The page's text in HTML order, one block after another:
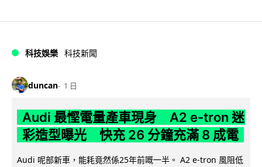
科技娛樂 科技新聞
duncan 1 日
Audi 最慳電量產車現身 A2 e-tron 迷
彩造型曝光 快充 26 分鐘充滿 8 成電
Audi 呢部新車，能耗竟然係25年前嘅一半。 A2 e-tron 風阻低